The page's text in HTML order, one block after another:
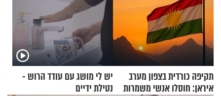
תקיפה כורדית בצפון מערב
איראן: חוסלו אנשי משמרות
יש לי מושג עם עודד הרוש -
נטילת ידיים